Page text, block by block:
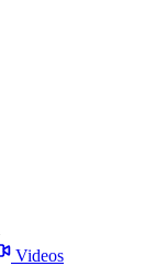
Videos